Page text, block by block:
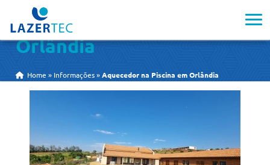
Aquecedor na Piscina em
Orlândia
Home » Informações »Aquecedor na Piscina em Orlândia